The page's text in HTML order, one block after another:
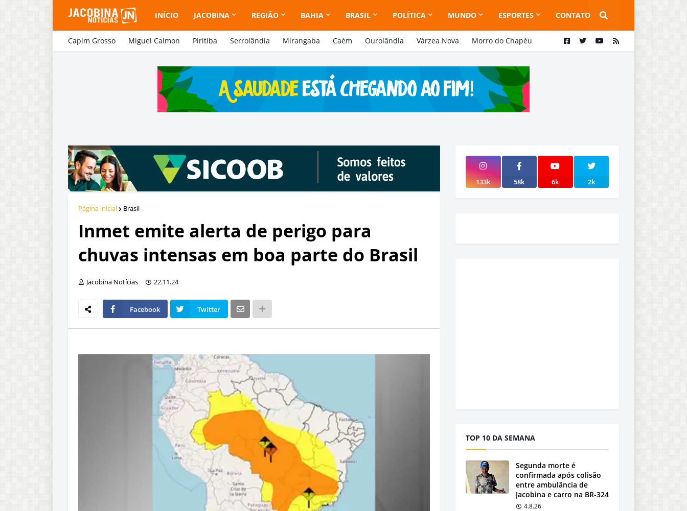
INÍCIO JACOBINA REGIÃO BAHIA BRASIL POLÍTICA MUNDO ESPORTES CONTATO
Capim Grosso Miguel Calmon Piritiba Serrolândia Mirangaba Caém Ourolândia Várzea Nova Morro do Chapéu
Página inicial Brasil
Inmet emite alerta de perigo para
chuvas intensas em boa parte do Brasil
Jacobina Notícias 22.11.24
Facebook Twitter
133k 58k 6k 2k
TOP 10 DA SEMANA
Segunda morte é
confirmada após colisão
entre ambulância de
Jacobina e carro na BR-324
4.8.26